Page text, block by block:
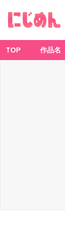
TOP 作品名